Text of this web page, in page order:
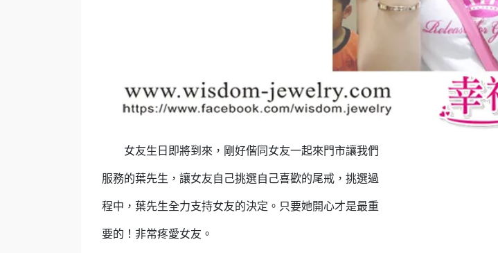
女友生日即將到來，剛好偕同女友一起來門市讓我們
服務的葉先生，讓女友自己挑選自己喜歡的尾戒，挑選過
程中，葉先生全力支持女友的決定。只要她開心才是最重
要的！非常疼愛女友。